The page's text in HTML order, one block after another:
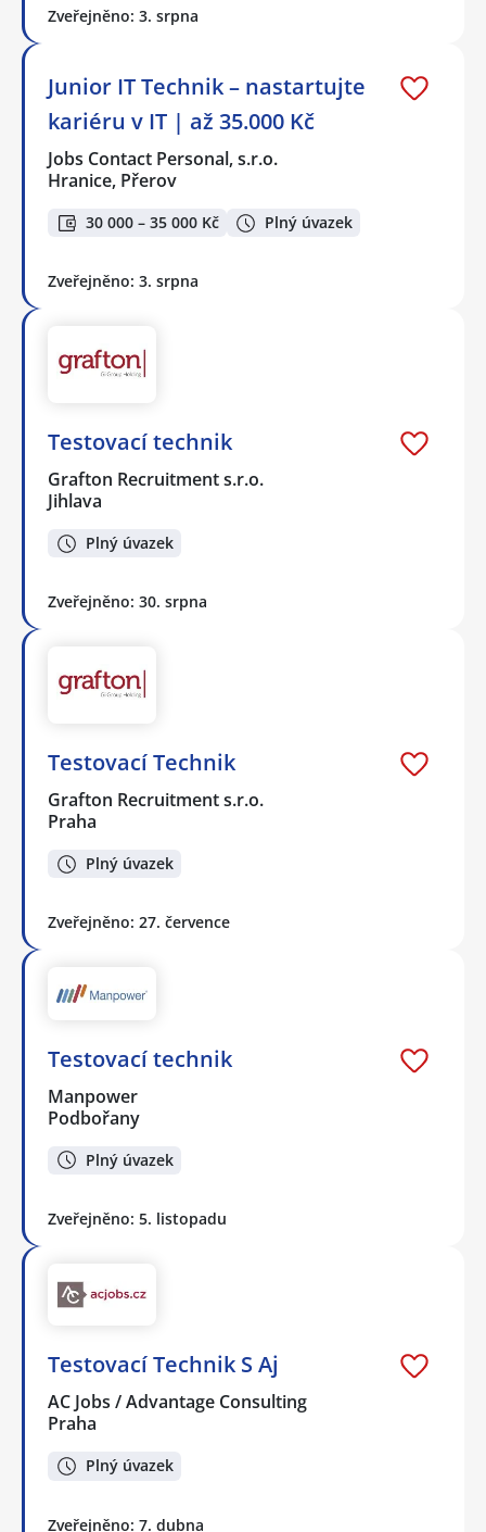
Zveřejněno: 3. srpna
Junior IT Technik – nastartujte
kariéru v IT | až 35.000 Kč
Jobs Contact Personal, s.r.o.
Hranice, Přerov
30 000 – 35 000 Kč Plný úvazek
Zveřejněno: 3. srpna
Testovací technik
Grafton Recruitment s.r.o.
Jihlava
Plný úvazek
Zveřejněno: 30. srpna
Testovací Technik
Grafton Recruitment s.r.o.
Praha
Plný úvazek
Zveřejněno: 27. července
Testovací technik
Manpower
Podbořany
Plný úvazek
Zveřejněno: 5. listopadu
Testovací Technik S Aj
AC Jobs / Advantage Consulting
Praha
Plný úvazek
Zveřejněno: 7. dubna